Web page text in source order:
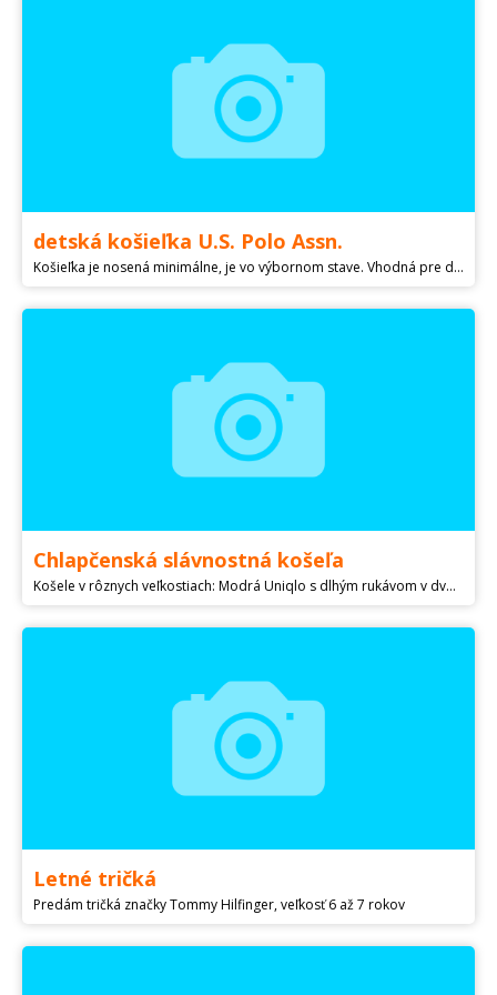
detská košieľka U.S. Polo Assn.
Košieľka je nosená minimálne, je vo výbornom stave. Vhodná pre dieťa vo veku 2-3 roky. Veľkosť hrudník: 54 cm Výška: 98 cm
Chlapčenská slávnostná košeľa
Košele v rôznych veľkostiach: Modrá Uniqlo s dlhým rukávom v dvoch veľkostiach - 3-4 roky (104) a 7-8 rokov (128) - väčšia predaná Modrá košeľa LOGG (H&M) s krátkym rukávom veľkosti 128 (7-8 rokov) - Predaná Kockovaná košeľa H&M s dlhými rukávom veľkosti 116 (5-6 rokov) Biela košeľa H&M s dlhým rukávom veľkosti 128 (7-8 rokov) - Predaná Všetky košele sú čisté, bez fľakov, v top stave, boli nosené len na príležitosť. Cena 5€ za košeľu, v prípade kúpy viacerych je cena 4€ za košeľu.
Letné tričká
Predám tričká značky Tommy Hilfinger, veľkosť 6 až 7 rokov